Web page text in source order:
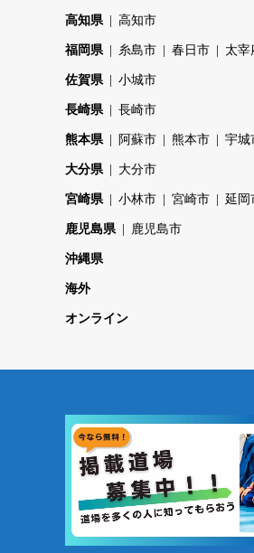
高知県 高知市
福岡県 糸島市 春日市 太宰
佐賀県 小城市
長崎県 長崎市
熊本県 阿蘇市 熊本市 宇城
大分県 大分市
宮崎県 小林市 宮崎市 延岡
鹿児島県 鹿児島市
沖縄県
海外
オンライン